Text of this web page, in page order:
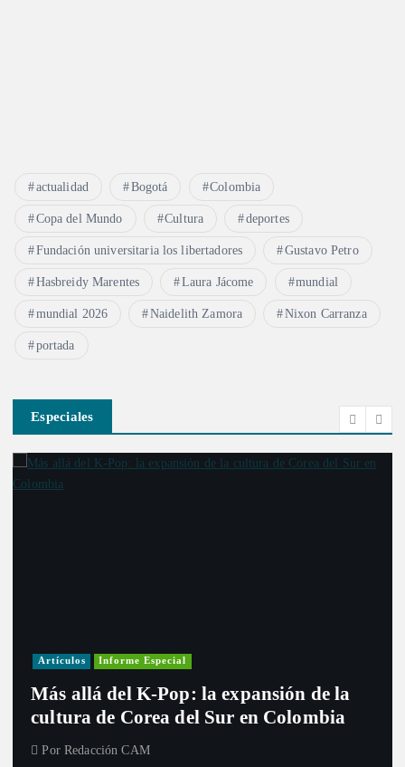
s
actualidad Bogotá Colombia
Copa del Mundo Cultura deportes
Fundación universitaria los libertadores Gustavo Petro
Hasbreidy Marentes Laura Jácome mundial
mundial 2026 Naidelith Zamora Nixon Carranza
portada
Especiales
Artículos Informe Especial
Más allá del K-Pop: la expansión de la
cultura de Corea del Sur en Colombia
Por Redacción CAM